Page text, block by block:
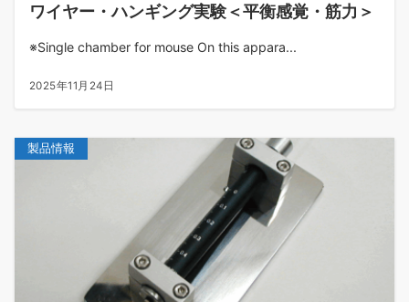
ワイヤー・ハンギング実験＜平衡感覚・筋力＞
※Single chamber for mouse On this appara...
2025年11月24日
製品情報